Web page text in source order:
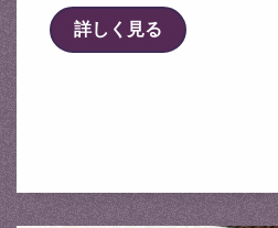
詳しく見る